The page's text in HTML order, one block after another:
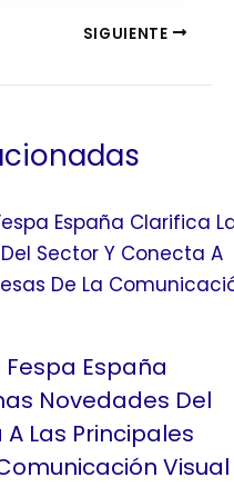
SIGUIENTE
Fespa España
Novedades Del
Las Principales
Visual